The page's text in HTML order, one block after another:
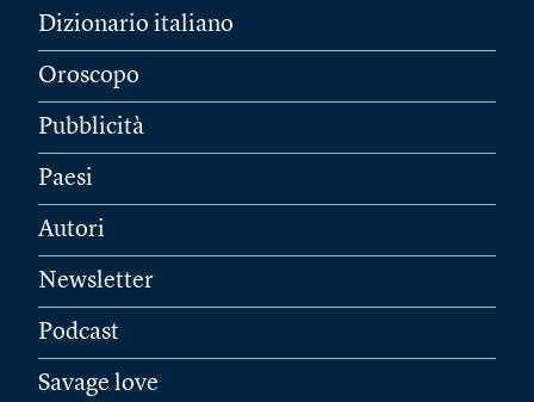
Dizionario italiano
Oroscopo
Pubblicità
Paesi
Autori
Newsletter
Podcast
Savage love